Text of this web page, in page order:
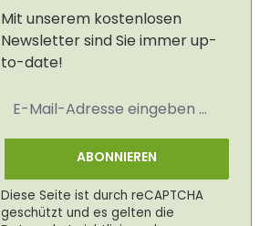
Mit unserem kostenlosen
Newsletter sind Sie immer up-
to-date!
Mail-
ABONNIEREN
Diese Seite ist durch reCAPTCHA
geschützt und es gelten die